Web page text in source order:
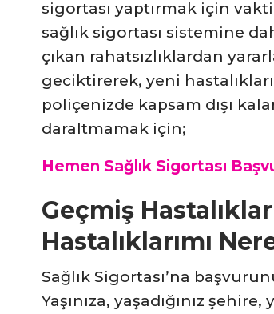
sigortası yaptırmak için
sağlık sigortası sistemine
çıkan rahatsızlıklardan
geciktirerek, yeni
poliçenizde kapsam dışı
daraltmamak için;
Hemen Sağlık Sigortası
Geçmiş
Hastalıklarımı
Sağlık Sigortası’na
Yaşınıza, yaşadığınız